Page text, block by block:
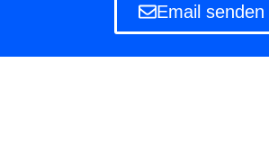
Email senden